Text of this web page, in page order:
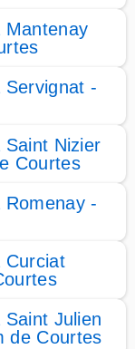
Mantenay
Servignat -
Nizier
Courtes
-
Curciat
Julien
de Courtes